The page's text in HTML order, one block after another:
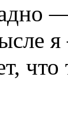
я